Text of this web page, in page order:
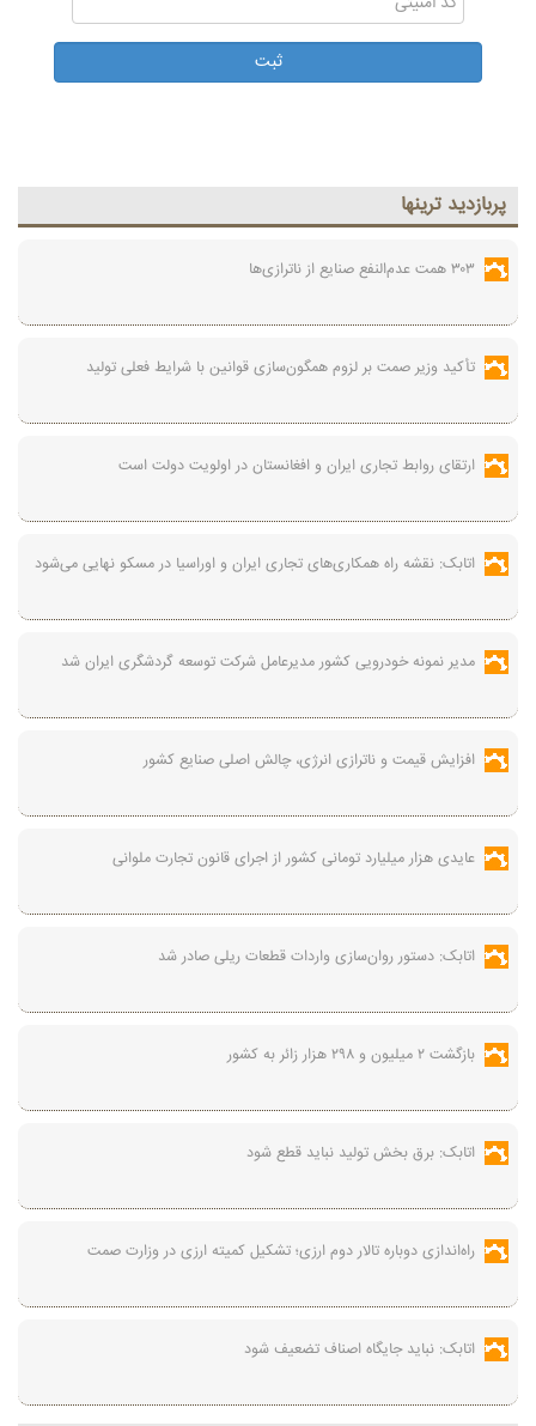
پربازديد ترينها
۳۰۳ همت عدم‌النفع صنایع از ناترازی‌ها
تأکید وزیر صمت بر لزوم همگون‌سازی قوانین با شرایط فعلی تولید
ارتقای روابط تجاری ایران و افغانستان در اولویت دولت است
اتابک: نقشه راه همکاری‌های تجاری ایران و اوراسیا در مسکو نهایی می‌شود
مدیر نمونه خودرویی کشور مدیرعامل شرکت توسعه گردشگری ایران شد
افزایش قیمت و ناترازی انرژی، چالش اصلی صنایع کشور
عایدی هزار میلیارد تومانی کشور از اجرای قانون تجارت ملوانی
اتابک: دستور روان‌سازی واردات قطعات ریلی صادر شد
بازگشت ۲ میلیون و ۲۹۸ هزار زائر به کشور
اتابک: برق بخش تولید نباید قطع شود
راه‌اندازی دوباره تالار دوم ارزی؛ تشکیل کمیته ارزی در وزارت صمت
اتابک: نباید جایگاه اصناف تضعیف شود